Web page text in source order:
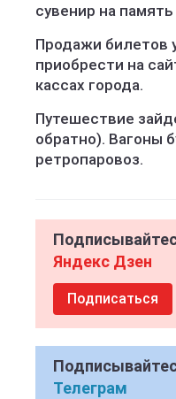
сувенир на
Продажи билетов
приобрести на
кассах города.
Путешествие
обратно). Вагоны
ретропаровоз.
Яндекс Дзен
Подписаться
Телеграм